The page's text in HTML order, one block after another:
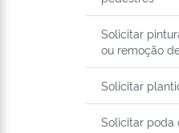
Solicitar
ou remoção
Solicitar
Solicitar poda